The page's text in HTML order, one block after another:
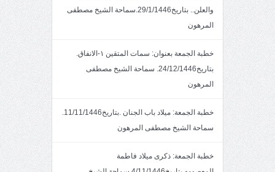
والعلن.. بتاريخ29/1/1446.سماحة الشيخ مصطفى
المرهون
خطبة الجمعة بعنوان: سمات المتقين ١-الانفاق.
بتاريخ24/12/1446. سماحة الشيخ مصطفى
المرهون
خطبة الجمعة: ميلاد باب الجنان .بتاريخ11/11/1446.
سماحة الشيخ مصطفى المرهون
خطبة الجمعة: ذكرى ميلاد فاطمة